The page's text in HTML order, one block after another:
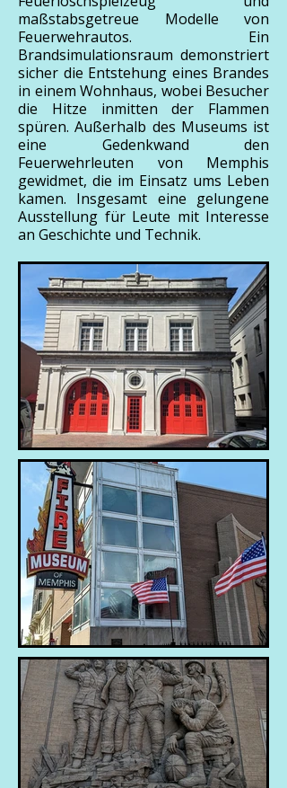
maßstabsgetreue Modelle von
Feuerwehrautos. Ein
Brandsimulationsraum demonstriert
sicher die Entstehung eines Brandes
in einem Wohnhaus, wobei Besucher
die Hitze inmitten der Flammen
spüren. Außerhalb des Museums ist
eine Gedenkwand den
Feuerwehrleuten von Memphis
gewidmet, die im Einsatz ums Leben
kamen. Insgesamt eine gelungene
Ausstellung für Leute mit Interesse
an Geschichte und Technik.